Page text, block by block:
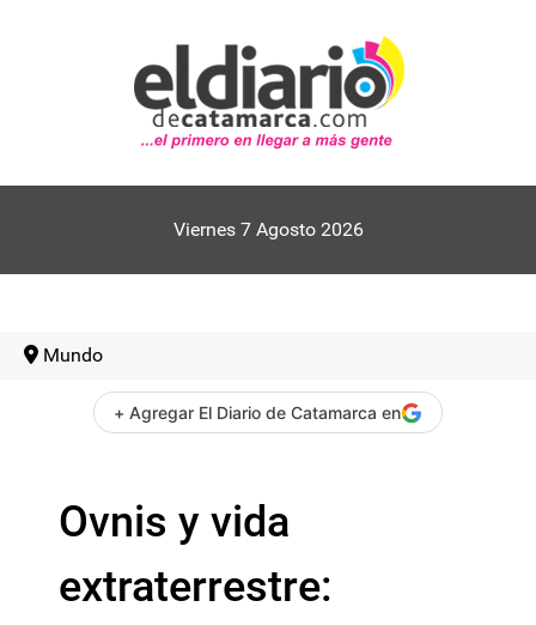
Viernes 7 Agosto 2026
Mundo
+ Agregar El Diario de Catamarca en
Ovnis y vida
extraterrestre: